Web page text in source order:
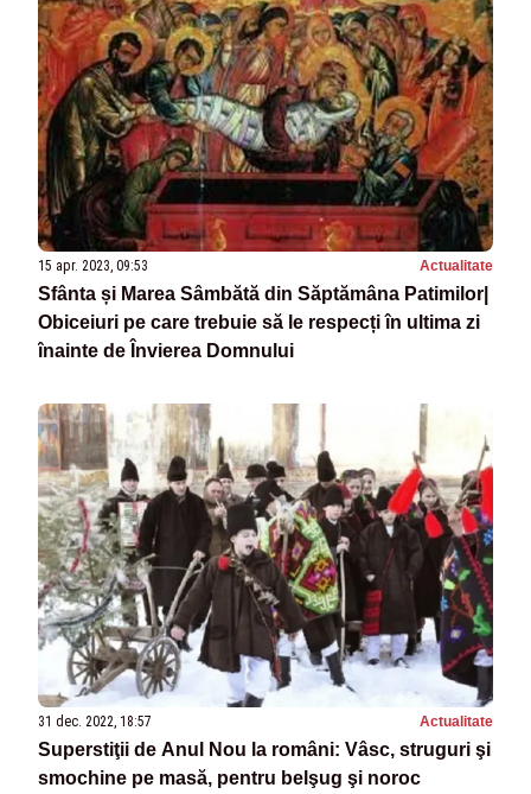
15 apr. 2023, 09:53 Actualitate
Sfânta și Marea Sâmbătă din Săptămâna Patimilor|
Obiceiuri pe care trebuie să le respecți în ultima zi
înainte de Învierea Domnului
31 dec. 2022, 18:57 Actualitate
Superstiţii de Anul Nou la români: Vâsc, struguri şi
smochine pe masă, pentru belşug şi noroc